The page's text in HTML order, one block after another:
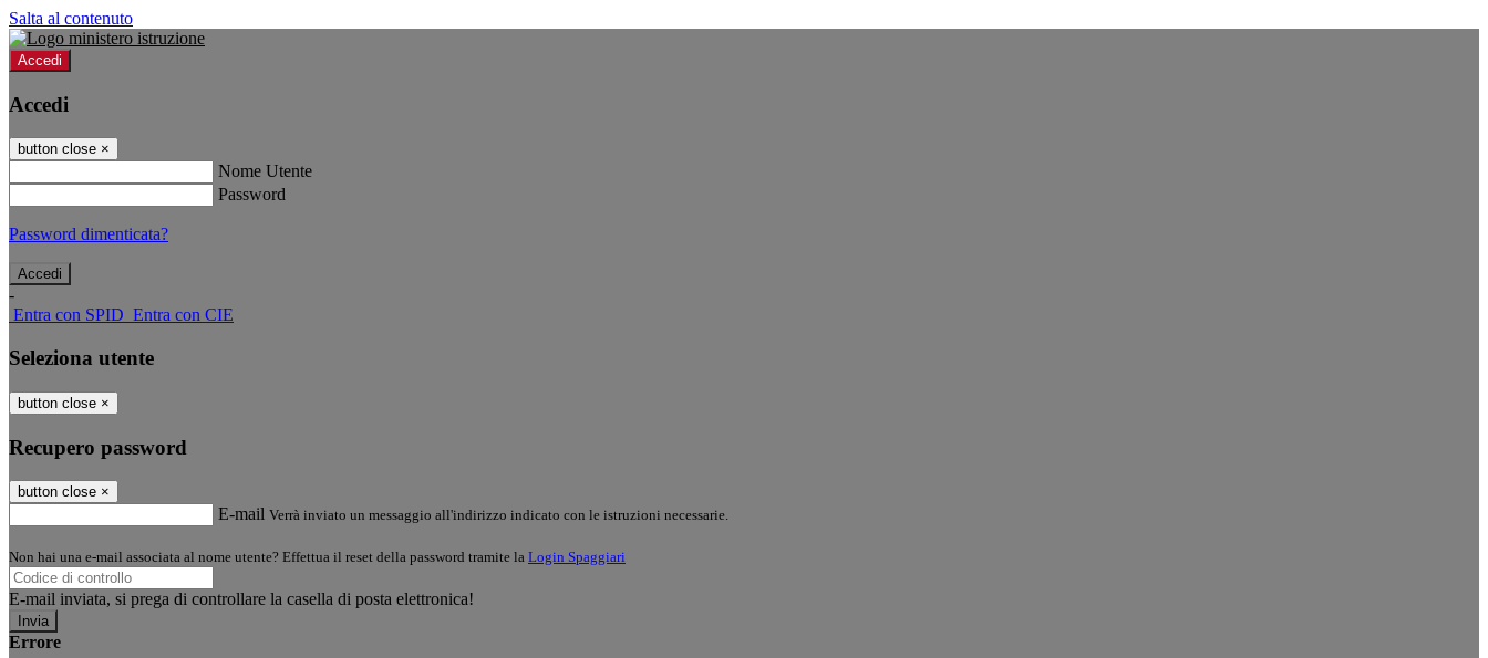
Salta al contenuto
Accedi
Accedi
button close ×
Nome Utente
Password
Password dimenticata?
-
Entra con SPID Entra con CIE
Seleziona utente
button close ×
Recupero password
button close ×
E-mail Verrà inviato un messaggio all'indirizzo indicato con le istruzioni necessarie.
Non hai una e-mail associata al nome utente? Effettua il reset della password tramite la Login Spaggiari
E-mail inviata, si prega di controllare la casella di posta elettronica!
Errore